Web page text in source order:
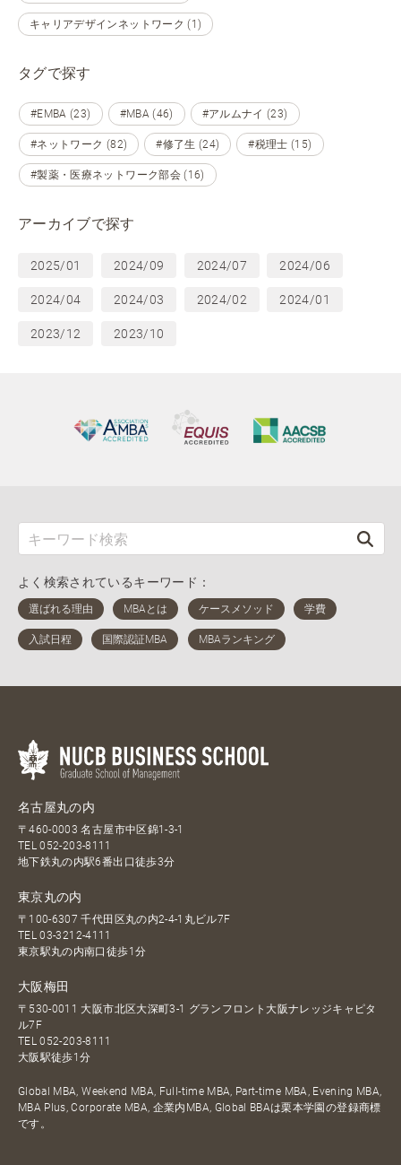
キャリアデザインネットワーク (1)
タグで探す
#EMBA (23) #MBA (46) #アルムナイ (23)
#ネットワーク (82) #修了生 (24) #税理士 (15)
#製薬・医療ネットワーク部会 (16)
アーカイブで探す
2025/01 2024/09 2024/07 2024/06
2024/04 2024/03 2024/02 2024/01
2023/12 2023/10
よく検索されているキーワード：
名古屋丸の内
〒460-0003 名古屋市中区錦1-3-1
TEL052-203-8111
地下鉄丸の内駅6番出口徒歩3分
東京丸の内
〒100-6307 千代田区丸の内2-4-1丸ビル7F
TEL03-3212-4111
東京駅丸の内南口徒歩1分
大阪梅田
〒530-0011 大阪市北区大深町3-1 グランフロント大阪ナレッジキャピタ
ル7F
TEL052-203-8111
大阪駅徒歩1分
Global MBA, Weekend MBA, Full-time MBA, Part-time MBA, Evening MBA,
MBA Plus, Corporate MBA, 企業内MBA, Global BBAは栗本学園の登録商標
です。